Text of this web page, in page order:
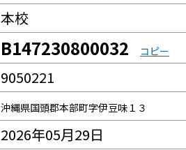
本校
B147230800032 コピー
9050221
沖縄県国頭郡本部町字伊豆味１３
2026年05月29日